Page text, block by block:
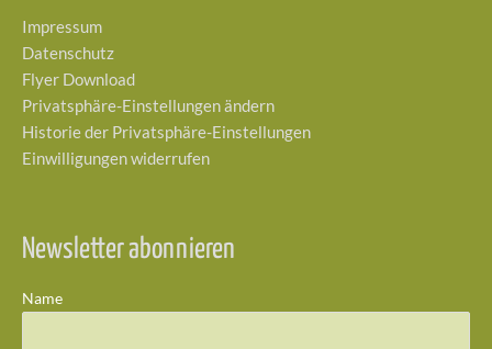
Impressum
Datenschutz
Flyer Download
Privatsphäre-Einstellungen ändern
Historie der Privatsphäre-Einstellungen
Einwilligungen widerrufen
Newsletter abonnieren
Name